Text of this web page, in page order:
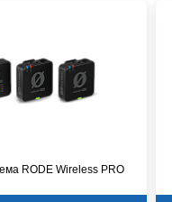
RODE Wireless PRO